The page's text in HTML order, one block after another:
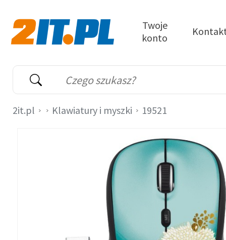
Wyszukiwarka
Słowo kluczowe
Twoje
konto
2it.pl Klawiatury i myszki 19521